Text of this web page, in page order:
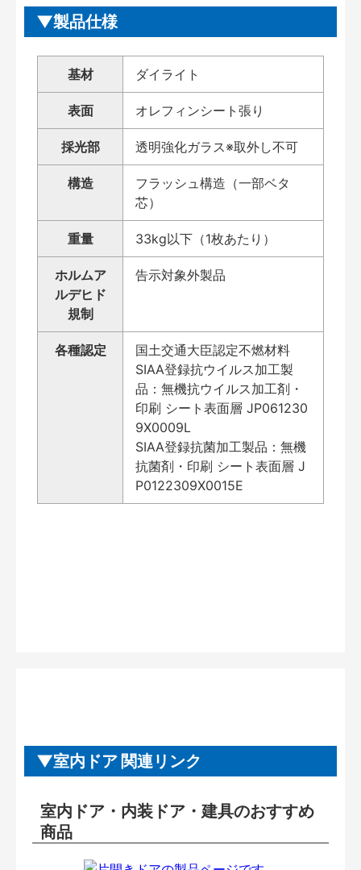
製品仕様
基材 ダイライト
表面 オレフィンシート張り
採光部 透明強化ガラス※取外し不可
構造
フラッシュ構造（一部ベタ
芯）
重量 33kg以下（1枚あたり）
ホルムア
ルデヒド
規制
告示対象外製品
各種認定
国土交通大臣認定不燃材料
SIAA登録抗ウイルス加工製
品：無機抗ウイルス加工剤・
印刷 シート表面層 JP061230
9X0009L
SIAA登録抗菌加工製品：無機
抗菌剤・印刷 シート表面層 J
P0122309X0015E
室内ドア 関連リンク
室内ドア・内装ドア・建具のおすすめ
商品